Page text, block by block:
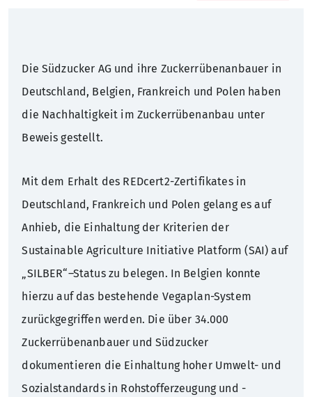
Zuckerfabriken Deutschland
Geschichte
Corporate Governance
Anleihen
IR-Kontakt
IR-Verteiler
Pressekontakt
Schüler
Studenten
Die Südzucker AG und ihre Zuckerrübenanbauer in
Deutschland, Belgien, Frankreich und Polen haben
die Nachhaltigkeit im Zuckerrübenanbau unter
Beweis gestellt.
Mit dem Erhalt des REDcert2-Zertifikates in
Deutschland, Frankreich und Polen gelang es auf
Anhieb, die Einhaltung der Kriterien der
Sustainable Agriculture Initiative Platform (SAI) auf
„SILBER“–Status zu belegen. In Belgien konnte
hierzu auf das bestehende Vegaplan-System
zurückgegriffen werden. Die über 34.000
Zuckerrübenanbauer und Südzucker
dokumentieren die Einhaltung hoher Umwelt- und
Sozialstandards in Rohstofferzeugung und -